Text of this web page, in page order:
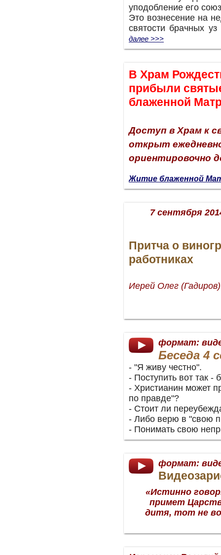
уподобление его
Это вознесение на
святости брачных
далее >>>
В Храм
прибыли
блаженной
Доступ в Храм к
открыт
ориентировочно
Житие блаженной
7 сентября
Притча о
работниках
Иерей Олег (Гадиров)
формат:
Беседа 4
- "Я живу честно".
- Поступить вот так -
- Христианин может
по правде"?
- Стоит ли
- Либо верю в "свою
- Понимать свою
формат:
«Истинно
примет
дитя, тот не